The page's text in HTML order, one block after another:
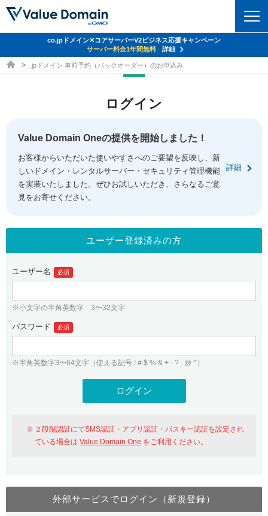
ドメイントップ
ドメイン移管
ドメイン価格一覧
ドメイン一括検索
.jpドメインオークション
gTLDオークション NEW!
.jpドメインバックオーダー
プレミアムドメイン
人気ドメインの種類
WHOIS検索
コアサーバー
バリューサーバー
XREA
セキュリティトップ
Value Domain ネットde診断
SSL証明書
サービストップ
お得意様割引
紹介制度
バリュードメインAPI
ドメイン・ホスティングOEM
facebook
ログイン
従来のバリュードメインをご利用希望の方
Value Domainにログイン
おすすめ One レンタルサーバーを含む最新の機能を使う方
Value Domain Oneにログイン
ユーザー登録
co.jpドメイン✕コアサーバーV2ビジネス応援キャンペーン
サーバー料金1年間無料
詳細
ドメイン取得ならバリュードメイン
.jpドメイン 事前予約（バックオーダー）のお申込み
ログイン
Value Domain Oneの提供を開始しました！
お客様からいただいた使いやすさへのご要望を反映し、新
しいドメイン・レンタルサーバー・セキュリティ管理機能
を実装いたしました。ぜひお試しいただき、さらなるご意
見をお寄せください。
詳細
ユーザー登録済みの方
ユーザー名 必須
※小文字の半角英数字 3〜32文字
パスワード 必須
※半角英数字3〜64文字（使える記号 ! # $ % & + - ? . @ ^）
２段階認証にてSMS認証・アプリ認証・パスキー認証を設定され
ている場合はValue Domain One をご利用ください。
外部サービスでログイン（新規登録）